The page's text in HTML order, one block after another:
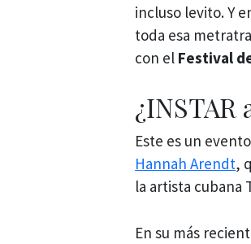
incluso levito. Y
toda esa
con el Festival
¿INSTAR
Este es un
Hannah Arendt,
la artista cubana
En su más